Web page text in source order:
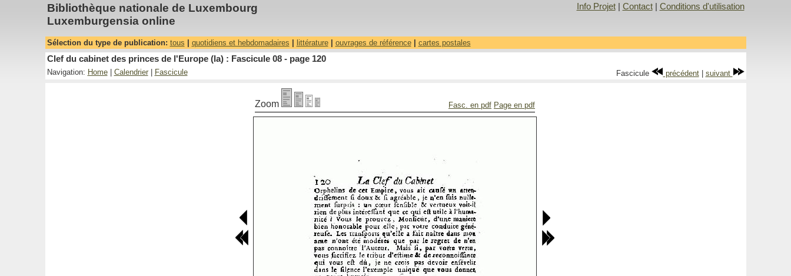
Bibliothèque nationale de Luxembourg
Luxemburgensia online
Info Projet| Contact| Conditions d'utilisation
Sélection du type de publication: tous quotidiens et hebdomadaires littérature| ouvrages de référence| cartes postales
Clef du cabinet des princes de l'Europe (la) : Fascicule 08 - page 120
Navigation: Home| Calendrier| Fascicule Fascicule précédent| suivant
Zoom Fasc. en pdf Page en pdf